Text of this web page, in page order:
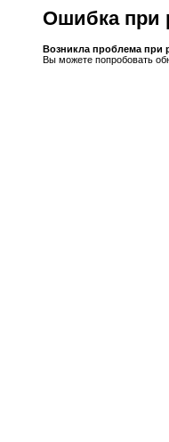
Ошибка при
Возникла проблема при
Вы можете попробовать